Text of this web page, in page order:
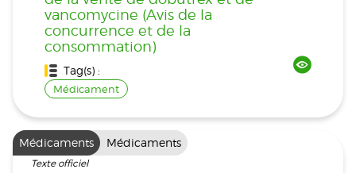
vancomycine (Avis de la
concurrence et de la
consommation)
Tag(s) :
Médicament
Médicaments Médicaments
Texte officiel